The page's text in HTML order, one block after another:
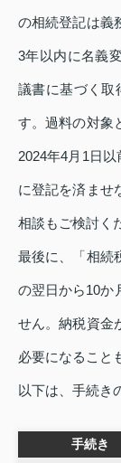
の相続登記は義
3年以内に名義
議書に基づく取
す。過料の対象
2024年4月1日
に登記を済ませ
相談もご検討く
最後に、「相続
の翌日から10か
せん。納税資金
必要になること
以下は、手続き
手続き